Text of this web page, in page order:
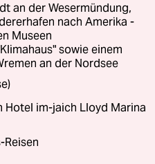
an der Wesermündung,
nach Amerika -
Museen
sowie einem
an der Nordsee
Hotel im-jaich Lloyd Marina
Reisen